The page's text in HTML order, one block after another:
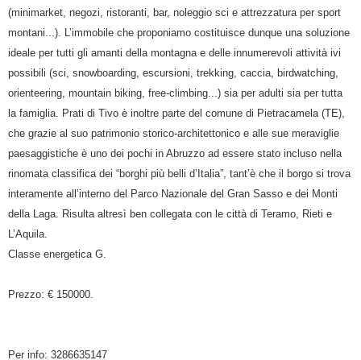
(minimarket, negozi, ristoranti, bar, noleggio sci e attrezzatura per sport
montani...). L’immobile che proponiamo costituisce dunque una soluzione
ideale per tutti gli amanti della montagna e delle innumerevoli attività ivi
possibili (sci, snowboarding, escursioni, trekking, caccia, birdwatching,
orienteering, mountain biking, free-climbing...) sia per adulti sia per tutta
la famiglia. Prati di Tivo è inoltre parte del comune di Pietracamela (TE),
che grazie al suo patrimonio storico-architettonico e alle sue meraviglie
paesaggistiche è uno dei pochi in Abruzzo ad essere stato incluso nella
rinomata classifica dei “borghi più belli d’Italia”, tant’è che il borgo si trova
interamente all’interno del Parco Nazionale del Gran Sasso e dei Monti
della Laga. Risulta altresì ben collegata con le città di Teramo, Rieti e
L’Aquila.
Classe energetica G.
Prezzo: € 150000.
Per info: 3286635147